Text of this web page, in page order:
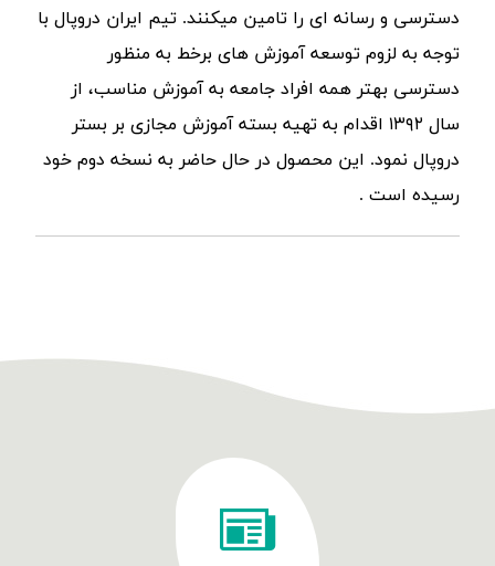
دسترسی و رسانه ای را تامین میکنند. تیم ایران دروپال با
توجه به لزوم توسعه آموزش های برخط به منظور
دسترسی بهتر همه افراد جامعه به آموزش مناسب، از
سال ۱۳۹۲ اقدام به تهیه بسته آموزش مجازی بر بستر
دروپال نمود. این محصول در حال حاضر به نسخه دوم خود
رسیده است .